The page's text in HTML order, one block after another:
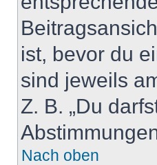
ist, bevor du
sind jeweils
Z. B. „Du
Nach oben